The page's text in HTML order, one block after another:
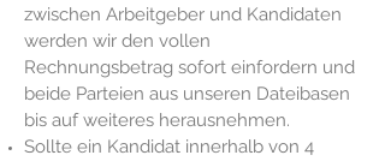
zwischen Arbeitgeber und Kandidaten
werden wir den vollen
Rechnungsbetrag sofort einfordern und
beide Parteien aus unseren Dateibasen
bis auf weiteres herausnehmen.
Sollte ein Kandidat innerhalb von 4